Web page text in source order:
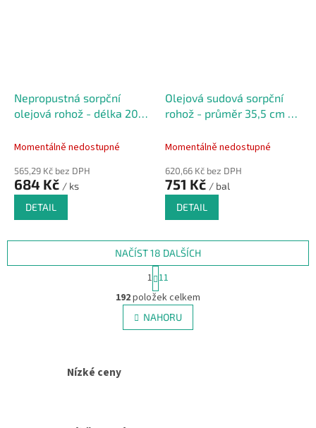
Nepropustná sorpční
olejová rohož - délka 200
Momentálně nedostupné
565,29 Kč bez DPH
684 Kč / ks
DETAIL
Olejová sudová sorpční
rohož - průměr 35,5 cm -
Momentálně nedostupné
620,66 Kč bez DPH
751 Kč / bal
DETAIL
O
v
l
á
NAČÍST 18 DALŠÍCH
S
t
r
á
n
k
1 11
192položek celkem
NAHORU
Nízké ceny